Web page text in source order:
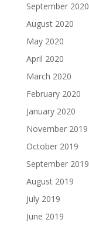
September 2020
August 2020
May 2020
April 2020
March 2020
February 2020
January 2020
November 2019
October 2019
September 2019
August 2019
July 2019
June 2019